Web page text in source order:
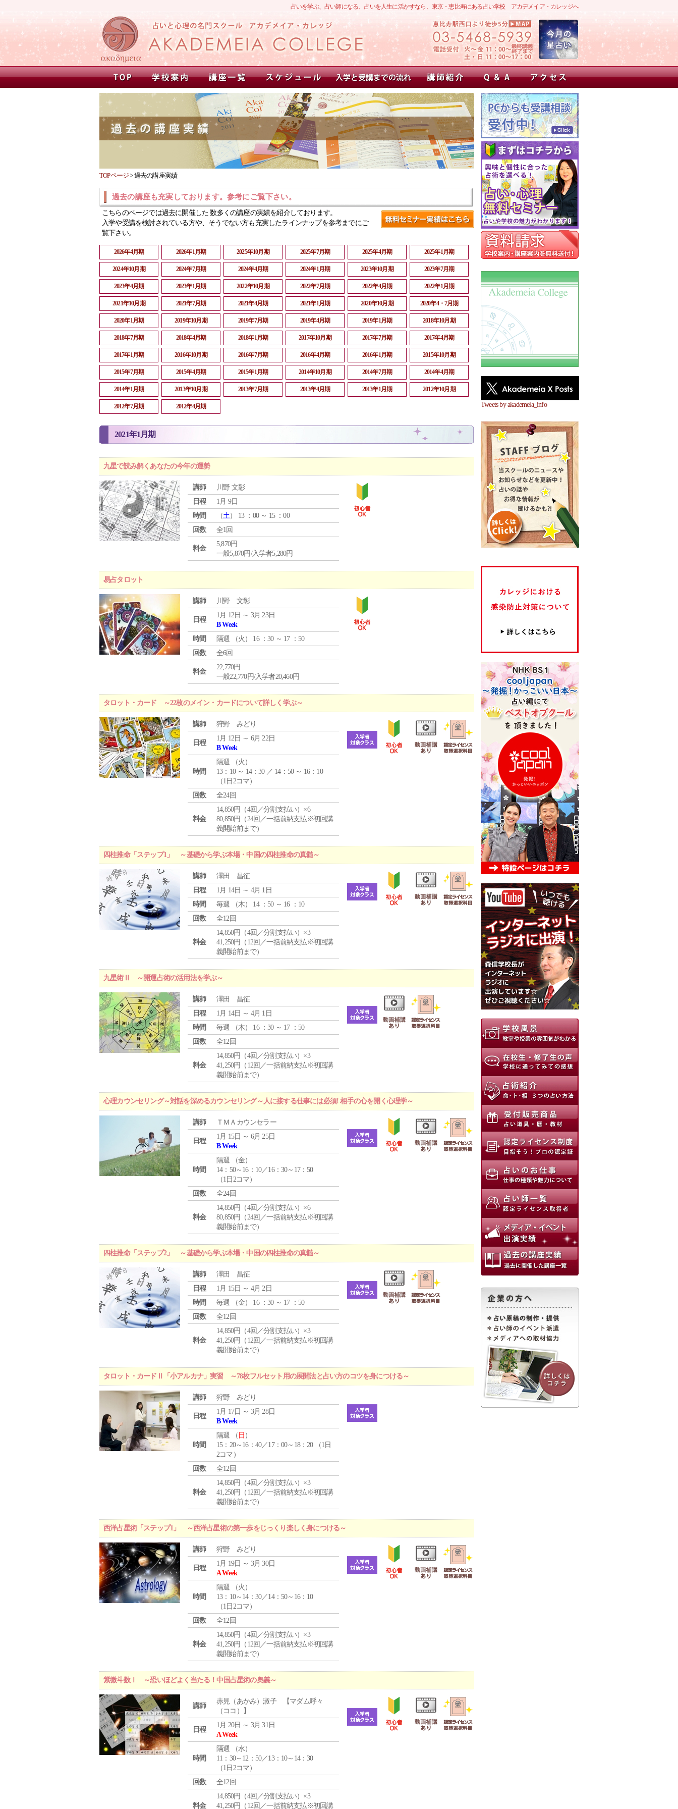
占いを学ぶ、占い師になる、占いを人生に活かすなら、東京・恵比寿にある占い学校 アカデメイア・カレッジへ
Tweets by akademeia_info
TOPページ>過去の講座実績
過去の講座も充実しております。参考にご覧下さい。
こちらのページでは過去に開催した 数多くの講座の実績を紹介しております。
入学や受講を検討されている方や、そうでない方も充実したラインナップを参考までにご
覧下さい。
2026年4月期 2026年1月期 2025年10月期 2025年7月期 2025年4月期 2025年1月期
2024年10月期 2024年7月期 2024年4月期 2024年1月期 2023年10月期 2023年7月期
2023年4月期 2023年1月期 2022年10月期 2022年7月期 2022年4月期 2022年1月期
2021年10月期 2021年7月期 2021年4月期 2021年1月期 2020年10月期 2020年4・7月期
2020年1月期 2019年10月期 2019年7月期 2019年4月期 2019年1月期 2018年10月期
2018年7月期 2018年4月期 2018年1月期 2017年10月期 2017年7月期 2017年4月期
2017年1月期 2016年10月期 2016年7月期 2016年4月期 2016年1月期 2015年10月期
2015年7月期 2015年4月期 2015年1月期 2014年10月期 2014年7月期 2014年4月期
2014年1月期 2013年10月期 2013年7月期 2013年4月期 2013年1月期 2012年10月期
2012年7月期 2012年4月期
2021年1月期
九星で読み解くあなたの今年の運勢
講師
川野 文彰
日程
1月 9日
時間
（土） 13 ：00 ～ 15 ：00
回数
全1回
料金
5,870円
一般5,870円/入学者5,280円
易占タロット
講師 川野 文彰
日程
1月 12日 ～ 3月 23日
B Week
時間
隔週 （火 ） 16 ：30 ～ 17 ：50
回数
全6回
料金
22,770円
一般22,770円/入学者20,460円
タロット・カード ～22枚のメイン・カードについて詳しく学ぶ～
講師 狩野 みどり
日程
1月 12日 ～ 6月 22日
B Week
時間
隔週 （火 ）
13：10 ～ 14：30 ／ 14：50 ～ 16：10
（1日2コマ）
回数
全24回
料金
14,850円（4回／分割支払い）×6
80,850円（24回／一括前納支払※初回講
義開始前まで）
四柱推命「ステップ1」 ～基礎から学ぶ本場・中国の四柱推命の真髄～
講師
澤田 昌征
日程
1月 14日 ～ 4月 1日
時間
毎週 （木） 14 ：50 ～ 16 ：10
回数
全12回
料金
14,850円（4回／分割支払い）×3
41,250円（12回／一括前納支払※初回講
義開始前まで）
九星術Ⅱ ～開運占術の活用法を学ぶ～
講師
澤田 昌征
日程
1月 14日 ～ 4月 1日
時間
毎週 （木） 16 ：30 ～ 17 ：50
回数
全12回
料金
14,850円（4回／分割支払い）×3
41,250円（12回／一括前納支払※初回講
義開始前まで）
心理カウンセリング～対話を深めるカウンセリング～人に接する仕事には必須! 相手の心を開く心理学～
講師 ＴＭＡカウンセラー
日程
1月 15日 ～ 6月 25日
B Week
時間
隔週 （金）
14：50～16：10／16：30～17：50
（1日2コマ）
回数
全24回
料金
14,850円（4回／分割支払い）×6
80,850円（24回／一括前納支払※初回講
義開始前まで）
四柱推命「ステップ2」 ～基礎から学ぶ本場・中国の四柱推命の真髄～
講師
澤田 昌征
日程
1月 15日 ～ 4月 2日
時間
毎週 （金） 16 ：30 ～ 17 ：50
回数
全12回
料金
14,850円（4回／分割支払い）×3
41,250円（12回／一括前納支払※初回講
義開始前まで）
タロット・カードⅡ「小アルカナ」実習 ～78枚フルセット用の展開法と占い方のコツを身につける～
講師 狩野 みどり
日程
1月 17日 ～ 3月 28日
B Week
時間
隔週 （ 日 ）
15：20～16：40／17：00～18：20 （1日
2コマ）
回数
全12回
料金
14,850円（4回／分割支払い）×3
41,250円（12回／一括前納支払※初回講
義開始前まで）
西洋占星術「ステップ1」 ～西洋占星術の第一歩をじっくり楽しく身につける～
講師 狩野 みどり
日程
1月 19日 ～ 3月 30日
A Week
時間
隔週 （火 ）
13：10～14：30／14：50～16：10
（1日2コマ）
回数
全12回
料金
14,850円（4回／分割支払い）×3
41,250円（12回／一括前納支払※初回講
義開始前まで）
紫微斗数Ⅰ ～恐いほどよく当たる！中国占星術の奥義～
講師
赤見（あかみ）淑子 【マダム呼々
（ココ）】
日程
1月 20日 ～ 3月 31日
A Week
時間
隔週 （水）
11：30～12：50／13：10～14：30
（1日2コマ）
回数
全12回
料金
14,850円（4回／分割支払い）×3
41,250円（12回／一括前納支払※初回講